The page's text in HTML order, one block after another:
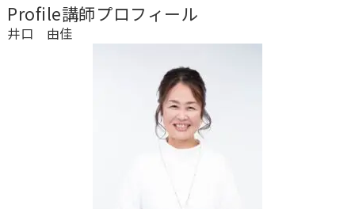
Profile講師プロフィール
井口 由佳